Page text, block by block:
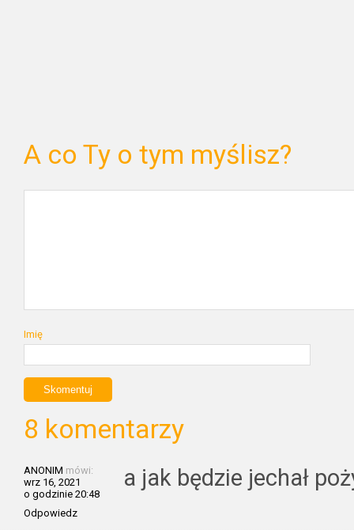
A co Ty o tym myślisz?
Imię
8 komentarzy
ANONIM mówi:
wrz 16, 2021
o godzinie 20:48
Odpowiedz
a jak będzie jechał